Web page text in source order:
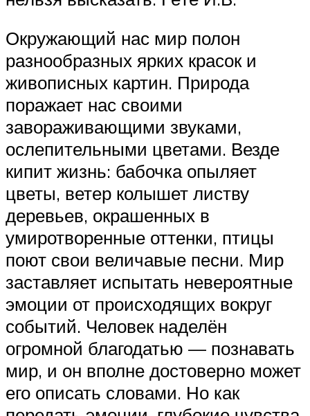
Окружающий нас мир полон
разнообразных ярких красок и
живописных картин. Природа
поражает нас своими
завораживающими звуками,
ослепительными цветами. Везде
кипит жизнь: бабочка опыляет
цветы, ветер колышет листву
деревьев, окрашенных в
умиротворенные оттенки, птицы
поют свои величавые песни. Мир
заставляет испытать невероятные
эмоции от происходящих вокруг
событий. Человек наделён
огромной благодатью — познавать
мир, и он вполне достоверно может
его описать словами. Но как